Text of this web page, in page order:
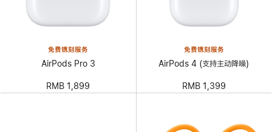
免费镌刻服务
AirPods Pro 3
RMB 1,899
免费镌刻服务
AirPods 4 (支持主动降噪)
RMB 1,399